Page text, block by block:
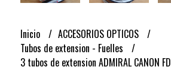
Inicio
ACCESORIOS OPTICOS
Tubos de extension - Fuelles
3 tubos de extension ADMIRAL CANON FD